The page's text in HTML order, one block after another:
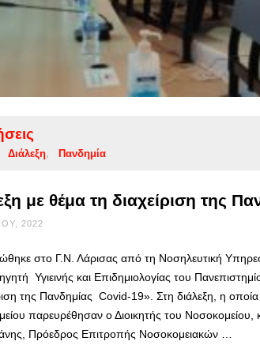
Διάλεξη Πανδημία
με θέμα τη διαχείριση της
2022
στο Γ.Ν. Λάρισας από τη Νοσηλευτική
Υγιεινής και Επιδημιολογίας του
της Πανδημίας Covid-19». Στη διάλεξη, η
παρευρέθησαν ο Διοικητής του
Πρόεδρος Επιτροπής Νοσοκομειακών …